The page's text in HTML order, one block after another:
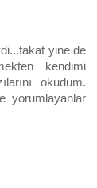
yine de
kendimi
okudum.
yorumlayanlar